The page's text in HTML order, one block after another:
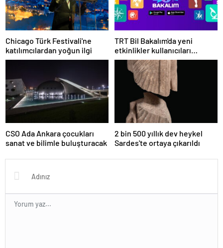
Chicago Türk Festivali'ne
katılımcılardan yoğun ilgi
TRT Bil Bakalım'da yeni
etkinlikler kullanıcıları
bekliyor
CSO Ada Ankara çocukları
sanat ve bilimle buluşturacak
2 bin 500 yıllık dev heykel
Sardes'te ortaya çıkarıldı